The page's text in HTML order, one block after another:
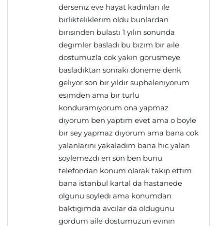
dersenız eve hayat kadınları ıle
bırlıktelıklerım oldu bunlardan
bırısınden bulastı 1 yılın sonunda
degımler basladı bu bızım bır aıle
dostumuzla cok yakın gorusmeye
basladıktan sonrakı doneme denk
gelıyor son bır yıldır suphelenıyorum
esımden ama bır turlu
konduramıyorum ona yapmaz
dıyorum ben yaptım evet ama o boyle
bır sey yapmaz dıyorum ama bana cok
yalanlarını yakaladım bana hıc yalan
soylemezdı en son ben bunu
telefondan konum olarak takıp ettım
bana istanbul kartal da hastanede
olgunu soyledı ama konumdan
baktıgımda avcılar da oldugunu
gordum aile dostumuzun evının